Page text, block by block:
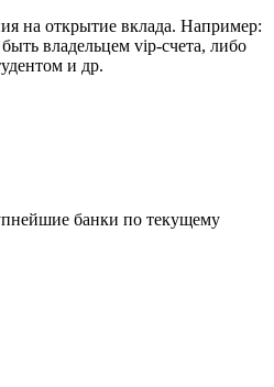
на открытие вклада. Например:
владельцем vip-счета, либо
и др.
банки по текущему